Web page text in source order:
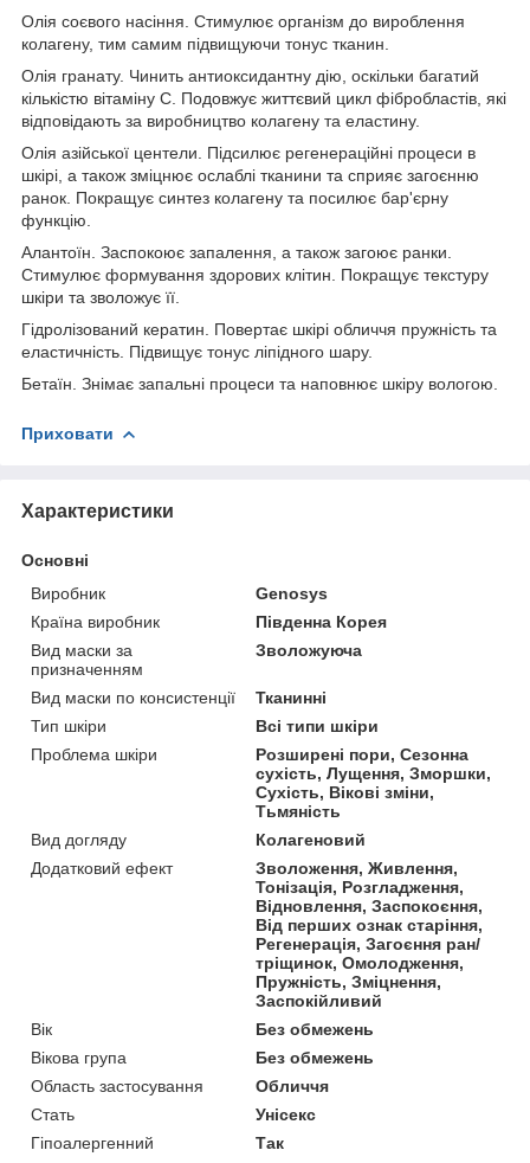
Олія соєвого насіння. Стимулює організм до вироблення
колагену, тим самим підвищуючи тонус тканин.
Олія гранату. Чинить антиоксидантну дію, оскільки багатий
кількістю вітаміну С. Подовжує життєвий цикл фібробластів, які
відповідають за виробництво колагену та еластину.
Олія азійської центели. Підсилює регенераційні процеси в
шкірі, а також зміцнює ослаблі тканини та сприяє загоєнню
ранок. Покращує синтез колагену та посилює бар'єрну
функцію.
Алантоїн. Заспокоює запалення, а також загоює ранки.
Стимулює формування здорових клітин. Покращує текстуру
шкіри та зволожує її.
Гідролізований кератин. Повертає шкірі обличчя пружність та
еластичність. Підвищує тонус ліпідного шару.
Бетаїн. Знімає запальні процеси та наповнює шкіру вологою.
Приховати
Характеристики
Основні
Виробник
Genosys
Країна виробник
Південна Корея
Вид маски за
призначенням
Зволожуюча
Вид маски по консистенції
Тканинні
Тип шкіри
Всі типи шкіри
Проблема шкіри
Розширені пори, Сезонна
сухість, Лущення, Зморшки,
Сухість, Вікові зміни,
Тьмяність
Вид догляду
Колагеновий
Додатковий ефект
Зволоження, Живлення,
Тонізація, Розгладження,
Відновлення, Заспокоєння,
Від перших ознак старіння,
Регенерація, Загоєння ран/
тріщинок, Омолодження,
Пружність, Зміцнення,
Заспокійливий
Вік
Без обмежень
Вікова група
Без обмежень
Область застосування
Обличчя
Стать
Унісекс
Гіпоалергенний
Так